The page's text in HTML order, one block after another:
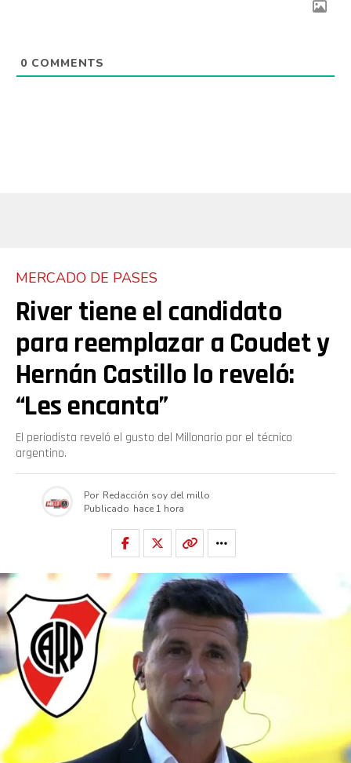
0 COMMENTS
MERCADO DE PASES
River tiene el candidato
para reemplazar a Coudet y
Hernán Castillo lo reveló:
“Les encanta”
El periodista reveló el gusto del Millonario por el técnico
argentino.
Por Redacción soy del millo
Publicado hace 1 hora